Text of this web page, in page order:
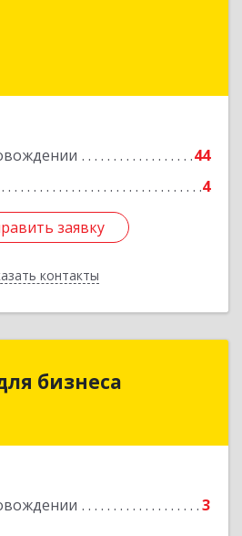
44
4
заявку
контакты
заявку
Назад
бизнеса
3
для бизнеса